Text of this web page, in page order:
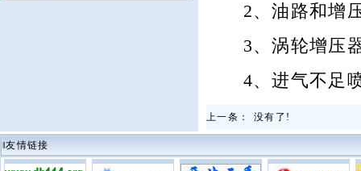
2、油路和增压
3、涡轮增压
4、进气不足喷
上一条： 没有了!
‖友情链接